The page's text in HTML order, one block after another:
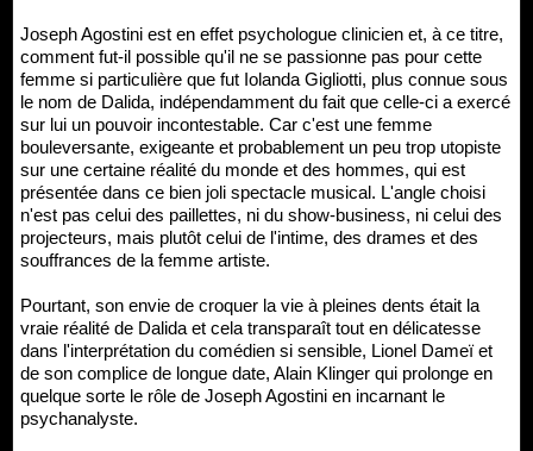
Joseph Agostini est en effet psychologue clinicien et, à ce titre,
comment fut-il possible qu'il ne se passionne pas pour cette
femme si particulière que fut Iolanda Gigliotti, plus connue sous
le nom de Dalida, indépendamment du fait que celle-ci a exercé
sur lui un pouvoir incontestable. Car c'est une femme
bouleversante, exigeante et probablement un peu trop utopiste
sur une certaine réalité du monde et des hommes, qui est
présentée dans ce bien joli spectacle musical. L'angle choisi
n'est pas celui des paillettes, ni du show-business, ni celui des
projecteurs, mais plutôt celui de l'intime, des drames et des
souffrances de la femme artiste.
Pourtant, son envie de croquer la vie à pleines dents était la
vraie réalité de Dalida et cela transparaît tout en délicatesse
dans l'interprétation du comédien si sensible, Lionel Dameï et
de son complice de longue date, Alain Klinger qui prolonge en
quelque sorte le rôle de Joseph Agostini en incarnant le
psychanalyste.